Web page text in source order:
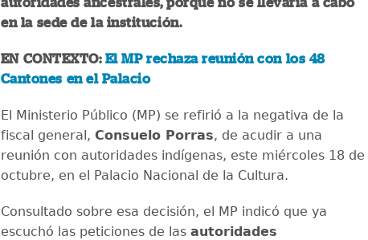
autoridades ancestrales, porque no se llevaría a cabo
en la sede de la institución.
EN CONTEXTO: El MP rechaza reunión con los 48
Cantones en el Palacio
El Ministerio Público (MP) se refirió a la negativa de la
fiscal general, Consuelo Porras, de acudir a una
reunión con autoridades indígenas, este miércoles 18 de
octubre, en el Palacio Nacional de la Cultura.
Consultado sobre esa decisión, el MP indicó que ya
escuchó las peticiones de las autoridades